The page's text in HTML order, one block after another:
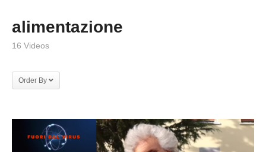
alimentazione
16 Videos
Order By